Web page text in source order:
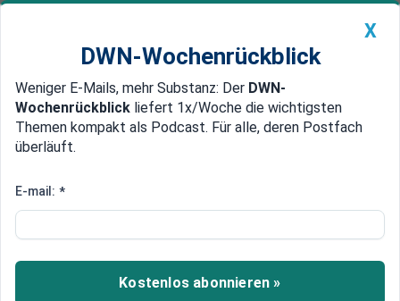
Newsticker MEIN DWN: Geldanlage Premium
Edelmetalle DWN-Magazin China
Technologieaktien werden nicht
Blick auf die Pharma- und
Konsumsektoren
X
DWN-Wochenrückblick
Weniger E-Mails, mehr Substanz: Der DWN-
Wochenrückblick liefert 1x/Woche die wichtigsten
Themen kompakt als Podcast. Für alle, deren Postfach
überläuft.
E-mail: *
Kostenlos abonnieren »